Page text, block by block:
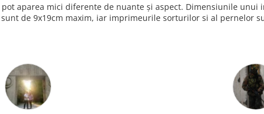
aparea mici diferente de nuante și aspect. Dimensiunile
de 9x19cm maxim, iar imprimeurile sorturilor si al pernelor